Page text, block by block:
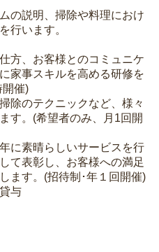
の説明、掃除や料理におけ
行います。
方、お客様とのコミュニケ
家事スキルを高める研修を
開催)
除のテクニックなど、様々
す。(希望者のみ、月1回開
に素晴らしいサービスを行
て表彰し、お客様への満足
ます。(招待制･年１回開催)
与